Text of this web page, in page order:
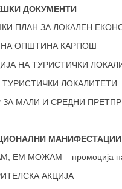
ДОКУМЕНТИ
ПЛАН ЗА ЛОКАЛЕН
ОПШТИНА КАРПОШ
НА ТУРИСТИЧКИ
ЛОКАЛИТЕТИ
ЗА МАЛИ И СРЕДНИ
МАНИФЕСТАЦИИ
ЕМ МОЖАМ – промоција на
АКЦИЈА